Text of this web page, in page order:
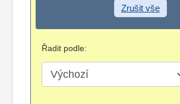
Zrušit vše
Řadit podle: